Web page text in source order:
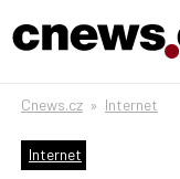
Cnews.cz » Internet
Internet